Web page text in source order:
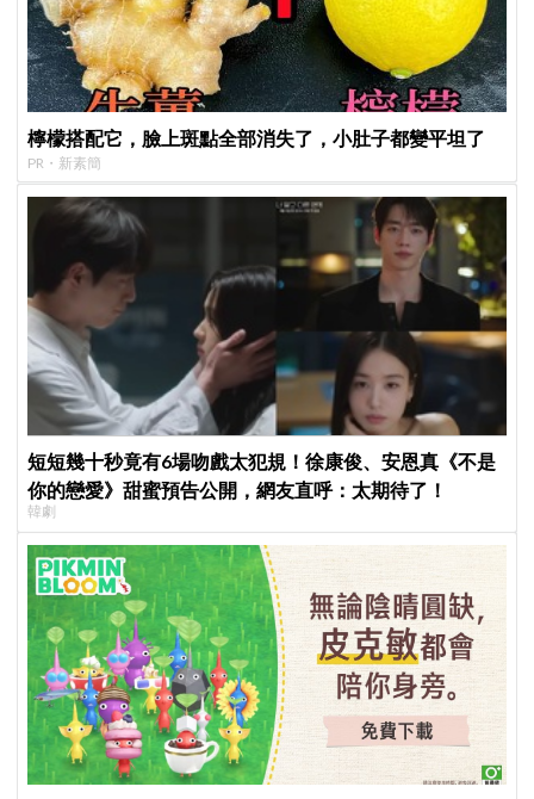
檸檬搭配它，臉上斑點全部消失了，小肚子都變平坦了
PR・新素簡
短短幾十秒竟有6場吻戲太犯規！徐康俊、安恩真《不是
你的戀愛》甜蜜預告公開，網友直呼：太期待了！
韓劇